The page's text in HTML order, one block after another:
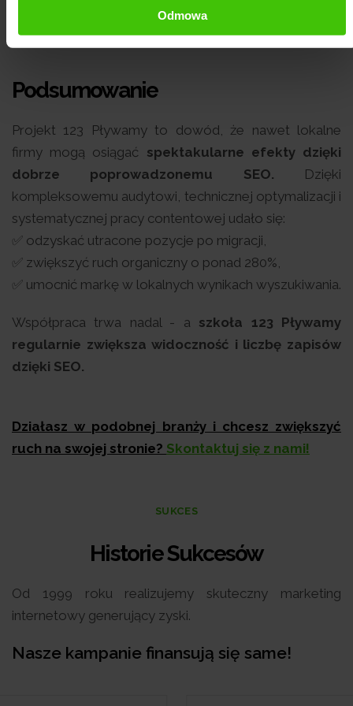
Odmowa
Podsumowanie
Projekt 123 Pływamy to dowód, że nawet lokalne
firmy mogą osiągać spektakularne efekty dzięki
dobrze poprowadzonemu SEO. Dzięki
kompleksowemu audytowi, technicznej optymalizacji i
systematycznej pracy contentowej udało się:
✅ odzyskać utracone pozycje po migracji,
✅ zwiększyć ruch organiczny o ponad 280%,
✅ umocnić markę w lokalnych wynikach wyszukiwania.
Współpraca trwa nadal - a szkoła 123 Pływamy
regularnie zwiększa widoczność i liczbę zapisów
dzięki SEO.
Działasz w podobnej branży i chcesz zwiększyć
ruch na swojej stronie? Skontaktuj się z nami!
SUKCES
Historie Sukcesów
Od 1999 roku realizujemy skuteczny marketing
internetowy generujący zyski.
Nasze kampanie finansują się same!